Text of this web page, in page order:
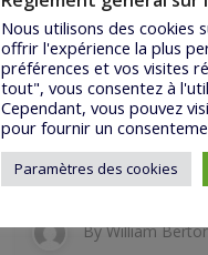
Langage des couleurs
les couleurs
ByWilliam
Nous utilisons des cookies
offrir l'expérience la plus
préférences et vos visites
tout", vous consentez à
Cependant, vous pouvez
pour fournir un
Paramètres des cookies